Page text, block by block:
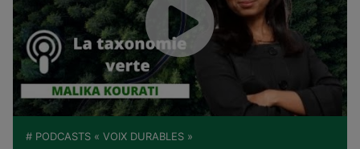
# PODCASTS « VOIX DURABLES »